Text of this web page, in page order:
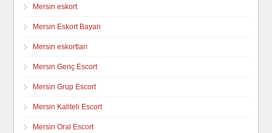
Mersin eskort
Mersin Eskort Bayan
Mersin eskortları
Mersin Genç Escort
Mersin Grup Escort
Mersin Kaliteli Escort
Mersin Oral Escort